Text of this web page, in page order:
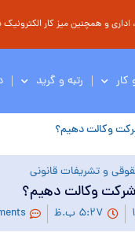
و همچنین میز کار
رتبه و گرید
وکالت دهیم؟
و تشریفات قانونی
وکالت دهیم؟
۵:۲۷ ب.ظ